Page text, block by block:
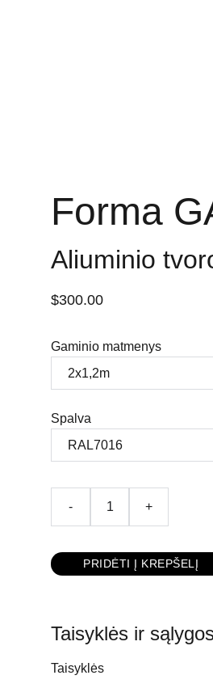
Forma
Aliuminio
$300.00
Gaminio matmenys
Spalva
- +
PRIDĖTI Į KREPŠELĮ
Taisyklės ir
Taisyklės